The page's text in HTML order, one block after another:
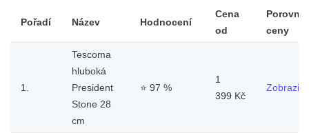
Pořadí Název Hodnocení
Cena
od
Porovnat
ceny
1.
Tescoma
hluboká
President
Stone 28
cm
⭐ 97 %
1
399 Kč
Zobrazit